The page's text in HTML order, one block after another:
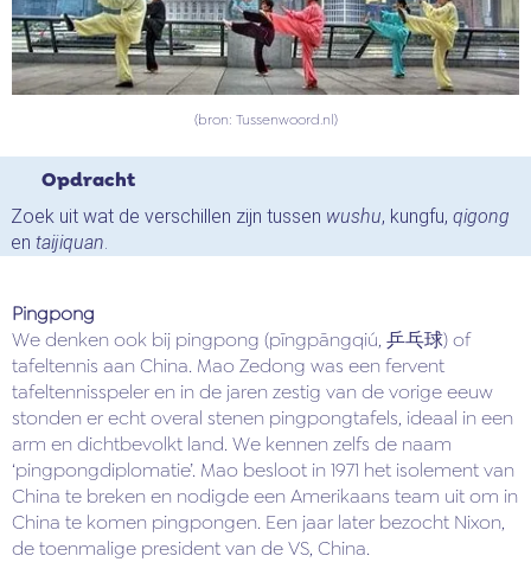
(bron: Tussenwoord.nl)
Opdracht
Zoek uit wat de verschillen zijn tussen wushu, kungfu, qigong
en taijiquan
Pingpong
We denken ook bij pingpong (pīngpāngqiú, 乒乓球) of
tafeltennis aan China. Mao Zedong was een fervent
tafeltennisspeler en in de jaren zestig van de vorige eeuw
stonden er echt overal stenen pingpongtafels, ideaal in een
arm en dichtbevolkt land. We kennen zelfs de naam
‘pingpongdiplomatie’. Mao besloot in 1971 het isolement van
China te breken en nodigde een Amerikaans team uit om in
China te komen pingpongen. Een jaar later bezocht Nixon,
de toenmalige president van de VS, China.